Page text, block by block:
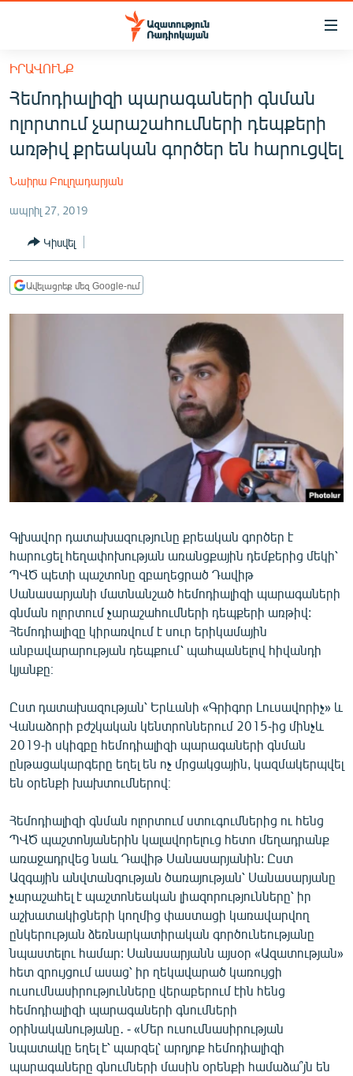
Մատչելիության
հիմնական
բովանդակությանը
հիմնական
մենյուին
ՀԱՅԱՍՏԱՆ
ՔԱՂԱՔԱԿԱՆ
ՏՆՏԵՍՈՒԹՅՈՒՆ
ՂԱՐԱԲԱՂ
ՄՇԱԿՈՒՅԹ
ՍՊՈՐՏ
ՄԵԿՆԱԲԱՆՈՒԹՅՈՒՆ
ՏՏ ԵՒ ԻՆՏԵՐՆԵՏ
ԱՐԽԻՎ
ՏԵՍԱՆՅՈՒԹԵՐ
ԲԱՆԱՎԵՃ
ՁԳՏԵԼՈՎ ԼԱՎԱԳՈՒՅՆԻՆ
ՓՈԴՔԱՍԹ
English
Русский
ՀԵՏԵՎԵՔ ՄԵԶ
«Ազատության» բոլոր կայքերը
ԻՐԱՎՈՒՆՔ
Հեմոդիալիզի պարագաների գնման
ոլորտում չարաշահումների դեպքերի
առթիվ քրեական գործեր են հարուցվել
Նաիրա Բուլղադարյան
ապրիլ 27, 2019
Կիսվել
Ավելացրեք մեզ Google-ում
Գլխավոր դատախազությունը քրեական գործեր է
հարուցել հեղափոխության առանցքային դեմքերից մեկի՝
ՊՎԾ պետի պաշտոնը զբաղեցրած Դավիթ
Սանասարյանի մատնանշած հեմոդիալիզի պարագաների
գնման ոլորտում չարաշահումների դեպքերի առթիվ:
Հեմոդիալիզը կիրառվում է սուր երիկամային
անբավարարության դեպքում՝ պահպանելով հիվանդի
կյանքը։
Ըստ դատախազության՝ Երևանի «Գրիգոր Լուսավորիչ» և
Վանաձորի բժշկական կենտրոններում 2015-ից մինչև
2019-ի սկիզբը հեմոդիալիզի պարագաների գնման
ընթացակարգերը եղել են ոչ մրցակցային, կազմակերպվել
են օրենքի խախտումներով։
Հեմոդիալիզի գնման ոլորտում ստուգումներից ու հենց
ՊՎԾ պաշտոնյաներին կալավորելուց հետո մեղադրանք
առաջադրվեց նաև Դավիթ Սանասարյանին: Ըստ
Ազգային անվտանգության ծառայության՝ Սանասարյանը
չարաշահել է պաշտոնեական լիազորությունները՝ իր
աշխատակիցների կողմից փաստացի կառավարվող
ընկերության ձեռնարկատիրական գործունեությանը
նպաստելու համար: Սանասարյանն այսօր «Ազատության»
հետ զրույցում ասաց՝ իր ղեկավարած կառույցի
ուսումնասիրությունները վերաբերում էին հենց
հեմոդիալիզի պարագաների գնումների
օրինականությանը․ - «Մեր ուսումնասիրության
նպատակը եղել է՝ պարզել՝ արդյոք հեմոդիալիզի
պարագաները գնումների մասին օրենքի համաձա՞յն են